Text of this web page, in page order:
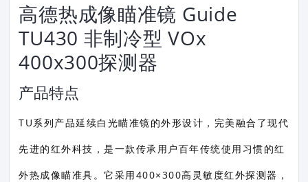
高德热成像瞄准镜 Guide
TU430 非制冷型 VOx
400x300探测器
产品特点
TU系列产品延续白光瞄准镜的外形设计，完美融合了现代
先进的红外科技，是一款传承用户百年传统使用习惯的红
外热成像瞄准具。它采用400×300高灵敏度红外探测器，